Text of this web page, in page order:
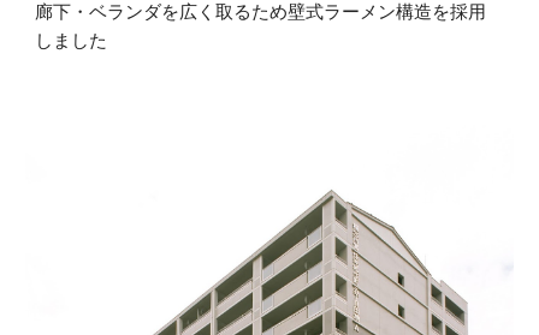
廊下・ベランダを広く取るため壁式ラーメン構造を採用
しました